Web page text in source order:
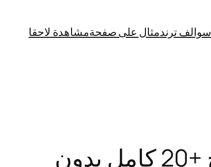
سوالف ترندمثال على صفحةمشاهدة لاحقا
فيديو بيان يونس وانطونيو سليمان في المساج +20 كامل بدون